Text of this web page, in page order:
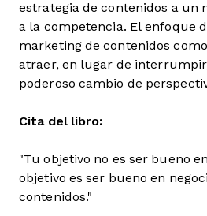
estrategia de contenidos a un
a la competencia. El enfoque
marketing de contenidos
atraer, en lugar de
poderoso cambio de
Cita del libro:
"Tu objetivo no es ser bueno
objetivo es ser bueno en
contenidos."